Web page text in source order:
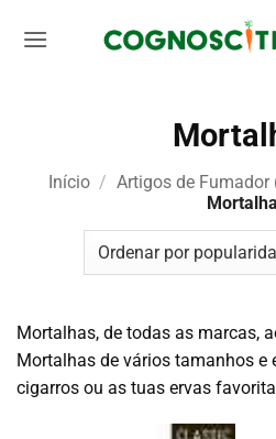
Início / Artigos de Fumador
Mortalhas, de todas as marcas,
Mortalhas de vários tamanhos e
cigarros ou as tuas ervas